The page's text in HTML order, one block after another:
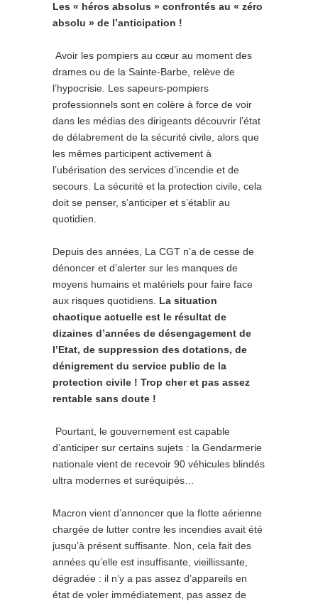
Les « héros absolus » confrontés au « zéro
absolu » de l’anticipation !
Avoir les pompiers au cœur au moment des
drames ou de la Sainte-Barbe, relève de
l’hypocrisie. Les sapeurs-pompiers
professionnels sont en colère à force de voir
dans les médias des dirigeants découvrir l’état
de délabrement de la sécurité civile, alors que
les mêmes participent activement à
l’ubérisation des services d’incendie et de
secours. La sécurité et la protection civile, cela
doit se penser, s’anticiper et s’établir au
quotidien.
Depuis des années, La CGT n’a de cesse de
dénoncer et d’alerter sur les manques de
moyens humains et matériels pour faire face
aux risques quotidiens. La situation
chaotique actuelle est le résultat de
dizaines d’années de désengagement de
l’Etat, de suppression des dotations, de
dénigrement du service public de la
protection civile ! Trop cher et pas assez
rentable sans doute !
Pourtant, le gouvernement est capable
d’anticiper sur certains sujets : la Gendarmerie
nationale vient de recevoir 90 véhicules blindés
ultra modernes et suréquipés…
Macron vient d’annoncer que la flotte aérienne
chargée de lutter contre les incendies avait été
jusqu’à présent suffisante. Non, cela fait des
années qu’elle est insuffisante, vieillissante,
dégradée : il n’y a pas assez d’appareils en
état de voler immédiatement, pas assez de